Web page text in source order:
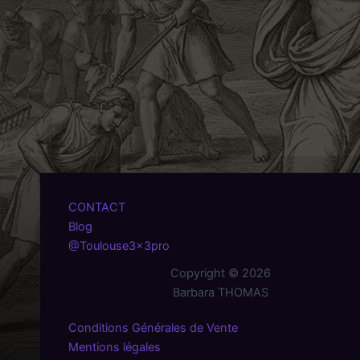
CONTACT
Blog
@Toulouse3x3pro
Copyright © 2026
Barbara THOMAS
Conditions Générales de Vente
Mentions légales